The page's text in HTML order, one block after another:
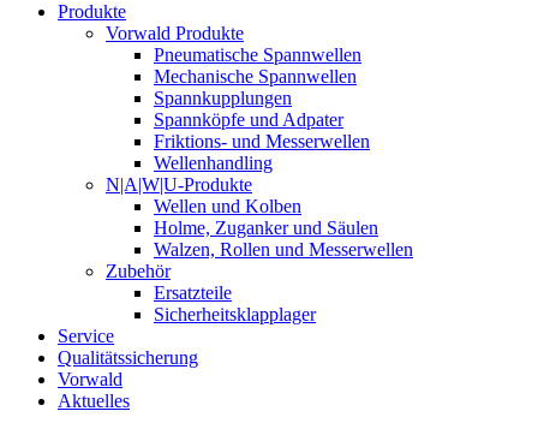
Produkte
Vorwald Produkte
Pneumatische Spannwellen
Mechanische Spannwellen
Spannkupplungen
Spannköpfe und Adpater
Friktions- und Messerwellen
Wellenhandling
N|A|W|U-Produkte
Wellen und Kolben
Holme, Zuganker und Säulen
Walzen, Rollen und Messerwellen
Zubehör
Ersatzteile
Sicherheitsklapplager
Service
Qualitätssicherung
Vorwald
Aktuelles